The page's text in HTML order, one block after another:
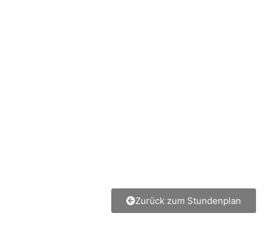
Zurück zum Stundenplan